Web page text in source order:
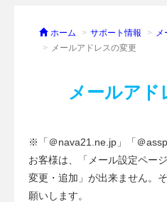
ホーム サポート情報
メ
メールアドレスの変更
メールアド
※「＠nava21.ne.jp」「＠
お客様は、「メール設定ペー
変更・追加」が出来ません。
願いします。